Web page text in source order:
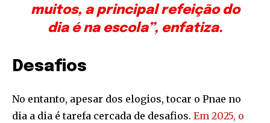
muitos, a principal refeição do
dia é na escola”, enfatiza.
Desafios
No entanto, apesar dos elogios, tocar o Pnae no
dia a dia é tarefa cercada de desafios. Em 2025, o